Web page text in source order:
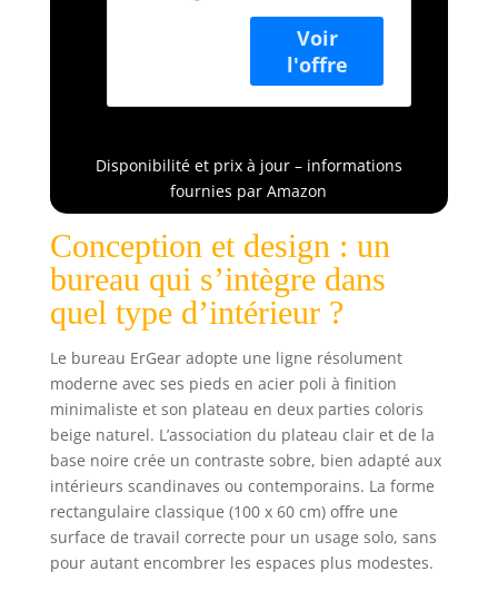
fonctionnement
inférieur à 45 dB,
le moteur
amélioré assure
efficace, créant
ainsi un
travail calme. Il
garantit une
expérience fluide
et discrète sur
réglables en
hauteur. Stabilité
Exceptionnelle –
Avec son cadre en
acier solide et des
connecteurs de
colonnes de
levage de qualité
aéronautique, ce
bureau assis
Disponibilité et prix à jour – informations
fournies par Amazon
Conception et design : un
bureau qui s’intègre dans
quel type d’intérieur ?
Le bureau ErGear adopte une ligne résolument
moderne avec ses pieds en acier poli à finition
minimaliste et son plateau en deux parties coloris
beige naturel. L’association du plateau clair et de la
base noire crée un contraste sobre, bien adapté aux
intérieurs scandinaves ou contemporains. La forme
rectangulaire classique (100 x 60 cm) offre une
surface de travail correcte pour un usage solo, sans
pour autant encombrer les espaces plus modestes.